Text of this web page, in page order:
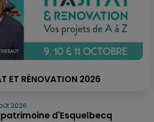
ET RÉNOVATION 2026
2026
patrimoine d'Esquelbecq